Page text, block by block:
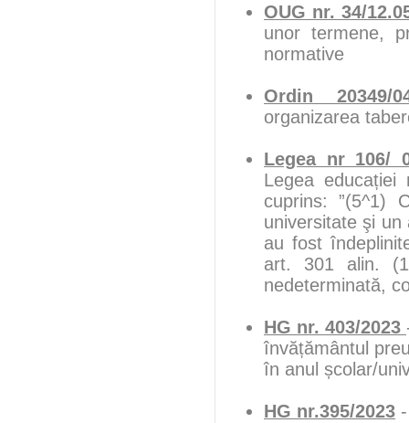
OUG nr. 34/
unor termene,
normative
Ordin 20349/
organizarea
Legea nr 106/
Legea
cuprins: ”(5^1)
universitate şi
au fost
art. 301 alin.
nedeterminată,
HG nr. 403/2023
învățământul
în anul școlar/
HG nr.395/2023